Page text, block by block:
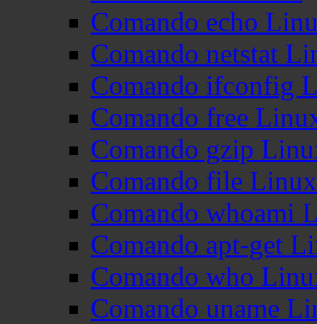
Comando echo
Comando netstat
Comando ifconfig
Comando free
Comando gzip
Comando file Linux
Comando whoami
Comando apt-get
Comando who
Comando uname